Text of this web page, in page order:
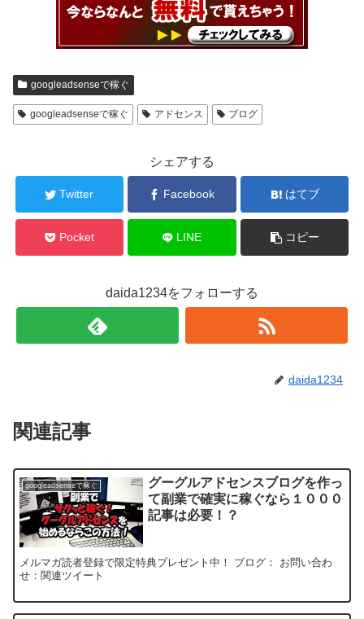
googleadsenseで稼ぐ
googleadsenseで稼ぐ アドセンス ブログ
シェアする
Twitter Facebook はてブ
Pocket LINE コピー
daida1234をフォローする
daida1234
関連記事
googleadsenseで稼ぐ
グーグルアドセンスブログを作っ
て副業で確実に稼ぐなら１０００
記事は必要！？
メルマガ読者登録で限定特典プレゼント中！ ブログ： お問い合わ
せ：関連ツイート